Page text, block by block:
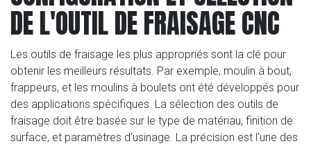
DE L'OUTIL DE FRAISAGE CNC
Les outils de fraisage les plus appropriés sont la clé pour
obtenir les meilleurs résultats. Par exemple, moulin à bout,
frappeurs, et les moulins à boulets ont été développés pour
des applications spécifiques. La sélection des outils de
fraisage doit être basée sur le type de matériau, finition de
surface, et paramètres d'usinage. La précision est l'une des